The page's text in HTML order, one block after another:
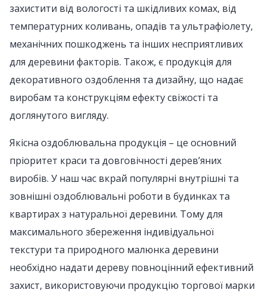
захистити від вологості та шкідливих комах, від
температурних коливань, опадів та ультрафіолету,
механічних пошкоджень та інших несприятливих
для деревини факторів. Також, є продукція для
декоративного оздоблення та дизайну, що надає
виробам та конструкціям ефекту свіжості та
доглянутого вигляду.
Якісна оздоблювальна продукція – це основний
пріоритет краси та довговічності дерев’яних
виробів. У наш час вкрай популярні внутрішні та
зовнішні оздоблювальні роботи в будинках та
квартирах з натуральної деревини. Тому для
максимального збереження індивідуальної
текстури та природного малюнка деревини
необхідно надати дереву повноцінний ефективний
захист, використовуючи продукцію торгової марки